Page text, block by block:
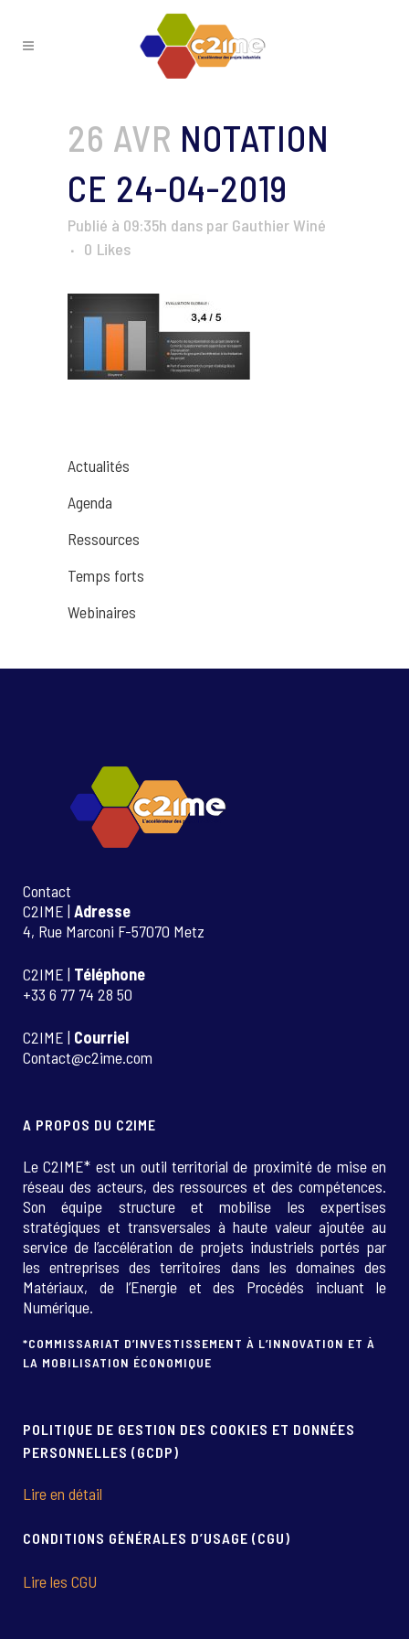
26 AVR NOTATION
CE 24-04-2019
Publié à 09:35h dans par Gauthier Winé
0 Likes
Actualités
Agenda
Ressources
Temps forts
Webinaires
Contact
C2IME | Adresse
4, Rue Marconi F-57070 Metz
C2IME | Téléphone
+33 6 77 74 28 50
C2IME | Courriel
Contact@c2ime.com
A PROPOS DU C2IME
Le C2IME* est un outil territorial de proximité de mise en
réseau des acteurs, des ressources et des compétences.
Son équipe structure et mobilise les expertises
stratégiques et transversales à haute valeur ajoutée au
service de l’accélération de projets industriels portés par
les entreprises des territoires dans les domaines des
Matériaux, de l’Energie et des Procédés incluant le
Numérique.
*COMMISSARIAT D’INVESTISSEMENT À L’INNOVATION ET À
LA MOBILISATION ÉCONOMIQUE
POLITIQUE DE GESTION DES COOKIES ET DONNÉES
PERSONNELLES (GCDP)
Lire en détail
CONDITIONS GÉNÉRALES D’USAGE (CGU)
Lire les CGU